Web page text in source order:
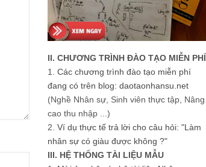
II. CHƯƠNG TRÌNH ĐÀO TẠO MIỄN PHÍ
1. Các chương trình đào tạo miễn phí
đang có trên blog: daotaonhansu.net
(Nghề Nhân sự, Sinh viên thực tập, Nâng
cao thu nhập ...)
2. Ví dụ thực tế trả lời cho câu hỏi: "Làm
nhân sự có giàu được không ?"
III. HỆ THỐNG TÀI LIỆU MẪU